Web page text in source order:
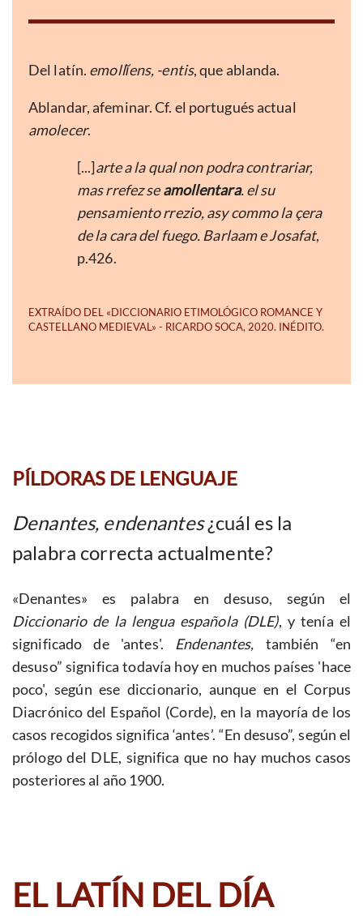
Del latín. emollĭens, -entis, que ablanda.
Ablandar, afeminar. Cf. el portugués actual
amolecer.
[...]arte a la qual non podra contrariar,
mas rrefez seamollentara. el su
pensamiento rrezio, asy commo la çera
de la cara del fuego. Barlaam e Josafat,
p.426.
PÍLDORAS DE LENGUAJE
Denantes, endenantes¿cuál es la
palabra correcta actualmente?
«Denantes» es palabra en desuso, según el
Diccionario de la lengua española (DLE), y tenía el
significado de 'antes'. Endenantes, también “en
desuso” significa todavía hoy en muchos países 'hace
poco', según ese diccionario, aunque en el Corpus
Diacrónico del Español (Corde), en la mayoría de los
casos recogidos significa ‘antes’. “En desuso”, según el
prólogo del DLE, significa que no hay muchos casos
posteriores al año 1900.
EL LATÍN DEL DÍA